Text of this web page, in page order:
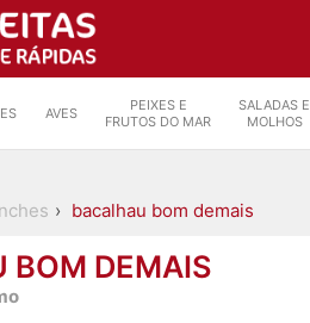
AVES
PEIXES E
FRUTOS DO MAR
SALADAS E
MOLHOS
bacalhau bom demais
BOM DEMAIS